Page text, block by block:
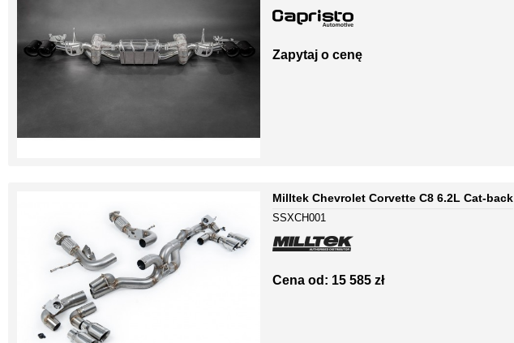
Zapytaj o cenę
Milltek Chevrolet Corvette C8 6.2L Cat-back
SSXCH001
Cena od: 15 585 zł